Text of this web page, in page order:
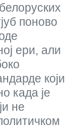
поново
ери, али
који
када је
не